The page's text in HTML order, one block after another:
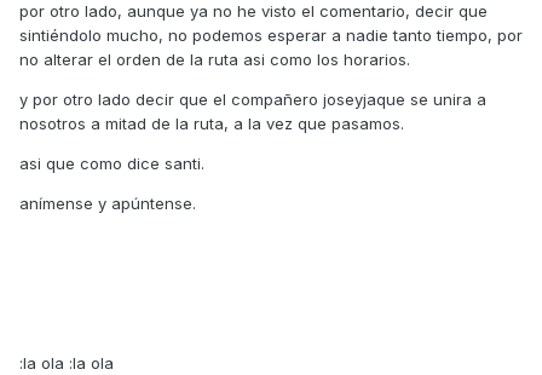
por otro lado, aunque ya no he visto el comentario, decir que
sintiéndolo mucho, no podemos esperar a nadie tanto tiempo, por
no alterar el orden de la ruta asi como los horarios.
y por otro lado decir que el compañero joseyjaque se unira a
nosotros a mitad de la ruta, a la vez que pasamos.
asi que como dice santi.
anímense y apúntense.
:la ola :la ola